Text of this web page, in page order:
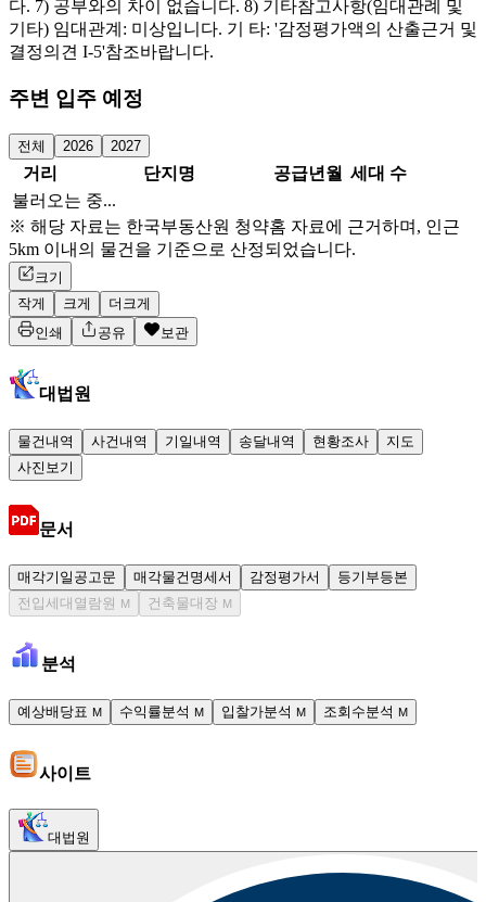
다. 7) 공부와의 차이 없습니다. 8) 기타참고사항(임대관례 및
기타) 임대관계: 미상입니다. 기 타: '감정평가액의 산출근거 및
결정의견 I-5'참조바랍니다.
주변 입주 예정
전체 2026 2027
거리 단지명 공급년월 세대 수
불러오는 중...
※ 해당 자료는 한국부동산원 청약홈 자료에 근거하며, 인근
5km 이내의 물건을 기준으로 산정되었습니다.
크기
작게
크게
더크게
인쇄
공유 보관
대법원
물건내역 사건내역 기일내역 송달내역 현황조사
지도
사진보기
문서
매각기일공고문 매각물건명세서 감정평가서
등기부등본
전입세대열람원
M 건축물대장 M
분석
예상배당표 M 수익률분석 M 입찰가분석 M 조회수분석 M
사이트
대법원